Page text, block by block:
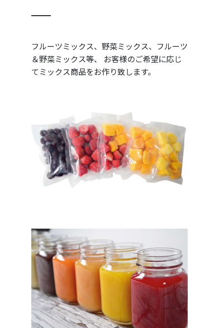
フルーツミックス、野菜ミックス、フルーツ
＆野菜ミックス等、 お客様のご希望に応じ
てミックス商品をお作り致します。